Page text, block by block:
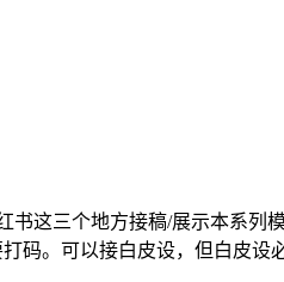
书这三个地方接稿/展示本系列
码。可以接白皮设，但白皮